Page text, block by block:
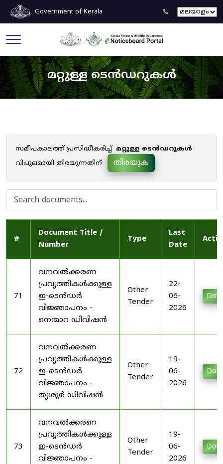
Government of Kerala
മറ്റുള്ള ടെൻഡറുകൾ
സമീപകാലത്ത് പ്രസിദ്ധീകരിച്ച് മറ്റുള്ള ടെൻഡറുകൾ .
വിപുലമായി തിരയുന്നതിന്
തിരയുക
#
Document Title /
Number
Type
Last
Date
71
വനവൽക്കരണ
പ്രവൃത്തികൾക്കുള്ള
ഇ-ടെൻഡർ
വിജ്ഞാപനം -
നെന്മാറ ഡിവിഷൻ
Other
Tender
22-
06-
2026
72
വനവൽക്കരണ
പ്രവൃത്തികൾക്കുള്ള
ഇ-ടെൻഡർ
വിജ്ഞാപനം -
തൃശൂർ ഡിവിഷൻ
Other
Tender
19-
06-
2026
73
വനവൽക്കരണ
പ്രവൃത്തികൾക്കുള്ള
ഇ-ടെൻഡർ
വിജ്ഞാപനം -
Other
Tender
19-
06-
2026